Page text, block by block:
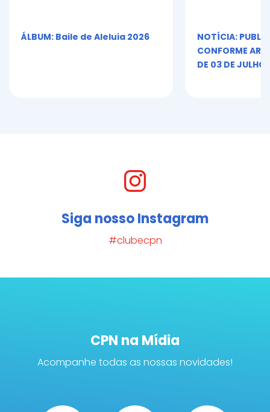
ÁLBUM: Baile de Aleluia 2026
NOTÍCIA:
CONFORME ART.
DE 03 DE JULHO
Siga nosso Instagram
#clubecpn
CPN na Mídia
Acompanhe todas as nossas novidades!